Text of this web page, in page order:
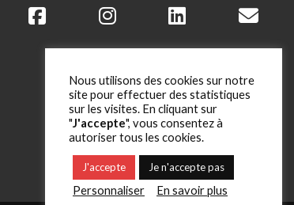
onglet
onglet
Nous utilisons des cookies sur notre
site pour effectuer des statistiques
sur les visites. En cliquant sur
"J'accepte", vous consentez à
autoriser tous les cookies.
J'accepte Je n'accepte pas
Personnaliser En savoir plus